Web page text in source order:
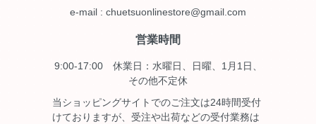
e-mail : chuetsuonlinestore@gmail.com
営業時間
9:00-17:00 休業日：水曜日、日曜、1月1日、
その他不定休
当ショッピングサイトでのご注文は24時間受付
けておりますが、受注や出荷などの受付業務は